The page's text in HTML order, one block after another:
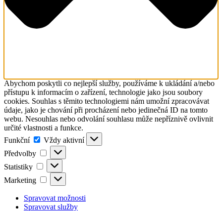
Abychom poskytli co nejlepší služby, používáme k ukládání a/nebo
přístupu k informacím o zařízení, technologie jako jsou soubory
cookies. Souhlas s těmito technologiemi nám umožní zpracovávat
údaje, jako je chování při procházení nebo jedinečná ID na tomto
webu. Nesouhlas nebo odvolání souhlasu může nepříznivě ovlivnit
určité vlastnosti a funkce.
Funkční
Funkční
Vždy aktivní
Předvolby
Předvolby
Statistiky Statistiky
Marketing Marketing
Spravovat možnosti
Spravovat služby